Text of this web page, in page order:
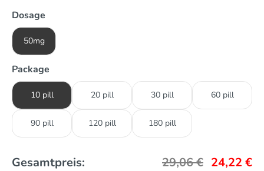
Dosage
50mg
Package
10 pill 20 pill 30 pill 60 pill
90 pill 120 pill 180 pill
Gesamtpreis: 29,06€ 24,22 €